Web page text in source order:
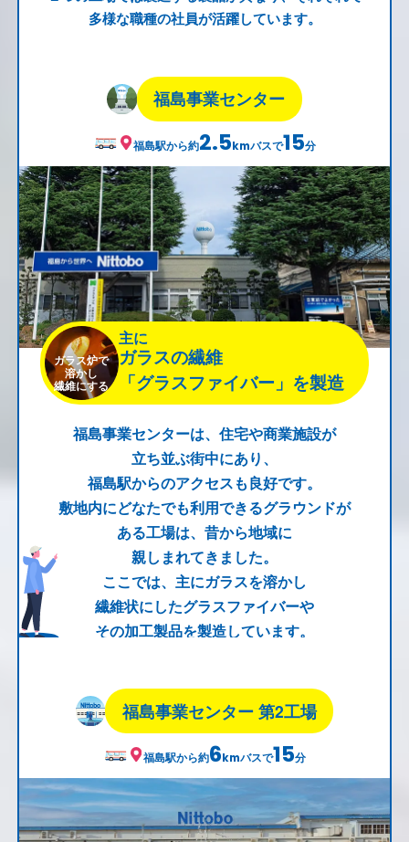
多様な職種の社員が活躍しています。
福島事業センター
福島駅から約2.5kmバスで15分
ガラス炉で
溶かし
繊維にする
主に
ガラスの繊維
「グラスファイバー」を製造
福島事業センターは、住宅や商業施設が
立ち並ぶ街中にあり、
福島駅からのアクセスも良好です。
敷地内にどなたでも利用できるグラウンドが
ある工場は、昔から地域に
親しまれてきました。
ここでは、主にガラスを溶かし
繊維状にしたグラスファイバーや
その加工製品を製造しています。
福島事業センター 第2工場
福島駅から約6kmバスで15分